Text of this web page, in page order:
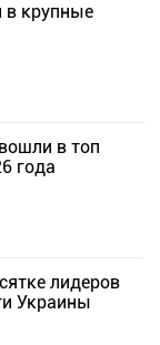
в крупные
в топ
года
лидеров
Украины